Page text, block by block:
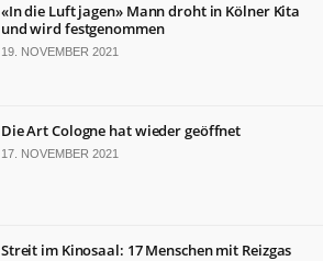
«In die Luft jagen» Mann droht in Kölner Kita
und wird festgenommen
19. NOVEMBER 2021
Die Art Cologne hat wieder geöffnet
17. NOVEMBER 2021
Streit im Kinosaal: 17 Menschen mit Reizgas